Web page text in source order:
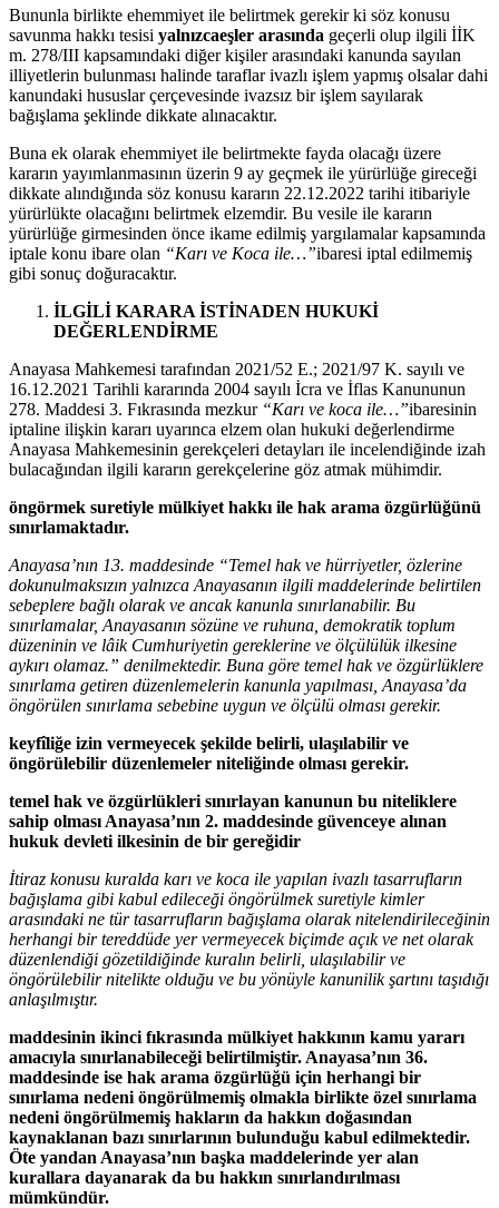
Bununla birlikte ehemmiyet ile belirtmek gerekir ki söz konusu
savunma hakkı tesisi yalnızcaeşler arasında geçerli olup ilgili İİK
m. 278/III kapsamındaki diğer kişiler arasındaki kanunda sayılan
illiyetlerin bulunması halinde taraflar ivazlı işlem yapmış olsalar dahi
kanundaki hususlar çerçevesinde ivazsız bir işlem sayılarak
bağışlama şeklinde dikkate alınacaktır.
Buna ek olarak ehemmiyet ile belirtmekte fayda olacağı üzere
kararın yayımlanmasının üzerin 9 ay geçmek ile yürürlüğe gireceği
dikkate alındığında söz konusu kararın 22.12.2022 tarihi itibariyle
yürürlükte olacağını belirtmek elzemdir. Bu vesile ile kararın
yürürlüğe girmesinden önce ikame edilmiş yargılamalar kapsamında
iptale konu ibare olan “Karı ve Koca ile…”ibaresi iptal edilmemiş
gibi sonuç doğuracaktır.
İLGİLİ KARARA İSTİNADEN HUKUKİ
DEĞERLENDİRME
Anayasa Mahkemesi tarafından 2021/52 E.; 2021/97 K. sayılı ve
16.12.2021 Tarihli kararında 2004 sayılı İcra ve İflas Kanununun
278. Maddesi 3. Fıkrasında mezkur “Karı ve koca ile…”ibaresinin
iptaline ilişkin kararı uyarınca elzem olan hukuki değerlendirme
Anayasa Mahkemesinin gerekçeleri detayları ile incelendiğinde izah
bulacağından ilgili kararın gerekçelerine göz atmak mühimdir.
öngörmek suretiyle mülkiyet hakkı ile hak arama özgürlüğünü
sınırlamaktadır.
Anayasa’nın 13. maddesinde “Temel hak ve hürriyetler, özlerine
dokunulmaksızın yalnızca Anayasanın ilgili maddelerinde belirtilen
sebeplere bağlı olarak ve ancak kanunla sınırlanabilir. Bu
sınırlamalar, Anayasanın sözüne ve ruhuna, demokratik toplum
düzeninin ve lâik Cumhuriyetin gereklerine ve ölçülülük ilkesine
aykırı olamaz.” denilmektedir. Buna göre temel hak ve özgürlüklere
sınırlama getiren düzenlemelerin kanunla yapılması, Anayasa’da
öngörülen sınırlama sebebine uygun ve ölçülü olması gerekir.
keyfîliğe izin vermeyecek şekilde belirli, ulaşılabilir ve
öngörülebilir düzenlemeler niteliğinde olması gerekir.
temel hak ve özgürlükleri sınırlayan kanunun bu niteliklere
sahip olması Anayasa’nın 2. maddesinde güvenceye alınan
hukuk devleti ilkesinin de bir gereğidir
İtiraz konusu kuralda karı ve koca ile yapılan ivazlı tasarrufların
bağışlama gibi kabul edileceği öngörülmek suretiyle kimler
arasındaki ne tür tasarrufların bağışlama olarak nitelendirileceğinin
herhangi bir tereddüde yer vermeyecek biçimde açık ve net olarak
düzenlendiği gözetildiğinde kuralın belirli, ulaşılabilir ve
öngörülebilir nitelikte olduğu ve bu yönüyle kanunilik şartını taşıdığı
anlaşılmıştır.
maddesinin ikinci fıkrasında mülkiyet hakkının kamu yararı
amacıyla sınırlanabileceği belirtilmiştir. Anayasa’nın 36.
maddesinde ise hak arama özgürlüğü için herhangi bir
sınırlama nedeni öngörülmemiş olmakla birlikte özel sınırlama
nedeni öngörülmemiş hakların da hakkın doğasından
kaynaklanan bazı sınırlarının bulunduğu kabul edilmektedir.
Öte yandan Anayasa’nın başka maddelerinde yer alan
kurallara dayanarak da bu hakkın sınırlandırılması
mümkündür.